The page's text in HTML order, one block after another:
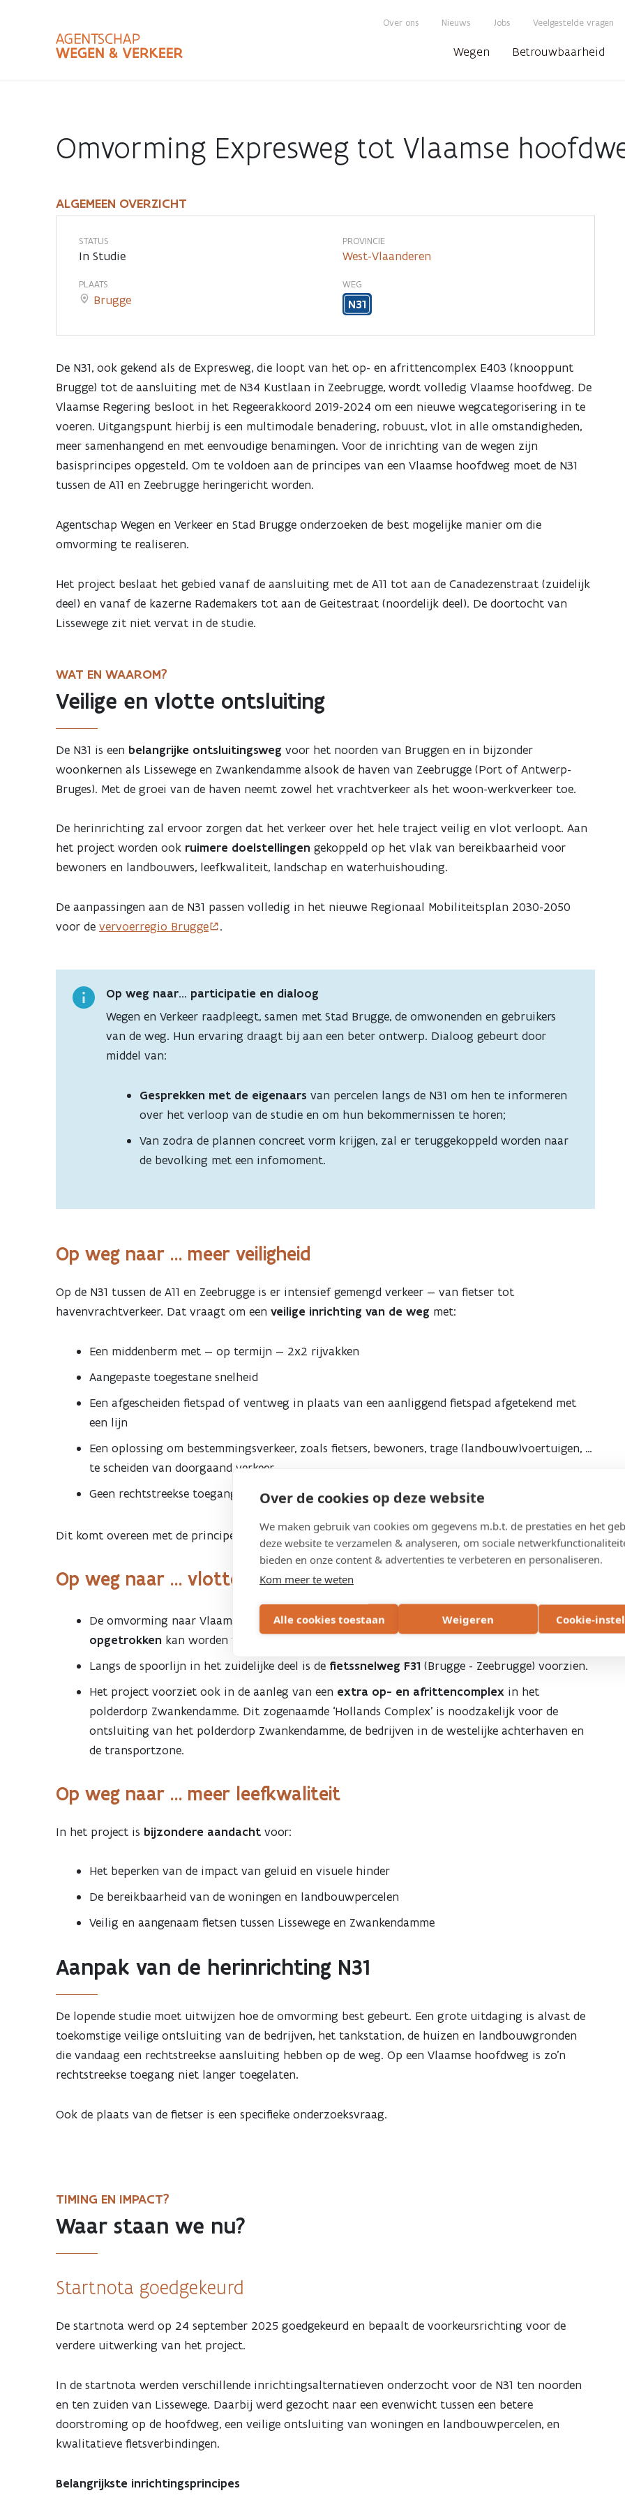
Over de cookies op deze website
We maken gebruik van cookies om gegevens m.b.t. de prestaties en het
deze website te verzamelen & analyseren, om sociale
bieden en onze content & advertenties te verbeteren en personaliseren.
Kom meer te weten
Alle cookies toestaan Weigeren Cookie-
Over ons Nieuws Jobs Veelgestelde vragen
Wegen Betrouwbaarheid
Zoekbalk
Omvorming Expresweg tot Vlaamse
Omvorming
Expresweg
tot
Vlaamse
hoofdweg
ALGEMEEN OVERZICHT
STATUS
In Studie
PROVINCIE
West-Vlaanderen
PLAATS
Brugge
WEG
N31
De N31, ook gekend als de Expresweg, die loopt van het op- en afrittencomplex E403 (knooppunt
Brugge) tot de aansluiting met de N34 Kustlaan in Zeebrugge, wordt volledig Vlaamse hoofdweg. De
Vlaamse Regering besloot in het Regeerakkoord 2019-2024 om een nieuwe wegcategorisering in te
voeren. Uitgangspunt hierbij is een multimodale benadering, robuust, vlot in alle omstandigheden,
meer samenhangend en met eenvoudige benamingen. Voor de inrichting van de wegen zijn
basisprincipes opgesteld. Om te voldoen aan de principes van een Vlaamse hoofdweg moet de N31
tussen de A11 en Zeebrugge heringericht worden.
Agentschap Wegen en Verkeer en Stad Brugge onderzoeken de best mogelijke manier om die
omvorming te realiseren.
Het project beslaat het gebied vanaf de aansluiting met de A11 tot aan de Canadezenstraat (zuidelijk
deel) en vanaf de kazerne Rademakers tot aan de Geitestraat (noordelijk deel). De doortocht van
Lissewege zit niet vervat in de studie.
WAT EN WAAROM?
Veilige en vlotte ontsluiting
De N31 is een belangrijke ontsluitingsweg voor het noorden van Bruggen en in bijzonder
woonkernen als Lissewege en Zwankendamme alsook de haven van Zeebrugge (Port of Antwerp-
Bruges). Met de groei van de haven neemt zowel het vrachtverkeer als het woon-werkverkeer toe.
De herinrichting zal ervoor zorgen dat het verkeer over het hele traject veilig en vlot verloopt. Aan
het project worden ook ruimere doelstellingen gekoppeld op het vlak van bereikbaarheid voor
bewoners en landbouwers, leefkwaliteit, landschap en waterhuishouding.
De aanpassingen aan de N31 passen volledig in het nieuwe Regionaal Mobiliteitsplan 2030-2050
voor de vervoerregio Brugge .
Op weg naar… participatie en dialoog
Wegen en Verkeer raadpleegt, samen met Stad Brugge, de omwonenden en gebruikers
van de weg. Hun ervaring draagt bij aan een beter ontwerp. Dialoog gebeurt door
middel van:
Gesprekken met de eigenaars van percelen langs de N31 om hen te informeren
over het verloop van de studie en om hun bekommernissen te horen;
Van zodra de plannen concreet vorm krijgen, zal er teruggekoppeld worden naar
de bevolking met een infomoment.
Op weg naar … meer veiligheid
Op de N31 tussen de A11 en Zeebrugge is er intensief gemengd verkeer — van fietser tot
havenvrachtverkeer. Dat vraagt om een veilige inrichting van de weg met:
Een middenberm met — op termijn — 2x2 rijvakken
Aangepaste toegestane snelheid
Een afgescheiden fietspad of ventweg in plaats van een aanliggend fietspad afgetekend met
een lijn
Een oplossing om bestemmingsverkeer, zoals fietsers, bewoners, trage (landbouw)voertuigen, …
te scheiden van doorgaand verkeer
Geen rechtstreekse toegang tot aanpalende eigendommen
Dit komt overeen met de principes van een Vlaamse hoofdweg.
Op weg naar … vlotter verkeer
De omvorming naar Vlaamse hoofdweg betekent dat de
maximumsnelheid op termijn
opgetrokken kan worden van 70 tot 90 km/uur. Momenteel is dit nog voorwerp van studie.
Langs de spoorlijn in het zuidelijke deel is de fietssnelweg F31 (Brugge - Zeebrugge) voorzien.
Het project voorziet ook in de aanleg van een extra op- en afrittencomplex in het
polderdorp Zwankendamme. Dit zogenaamde ‘Hollands Complex’ is noodzakelijk voor de
ontsluiting van het polderdorp Zwankendamme, de bedrijven in de westelijke achterhaven en
de transportzone.
Op weg naar … meer leefkwaliteit
In het project is bijzondere aandacht voor:
Het beperken van de impact van geluid en visuele hinder
De bereikbaarheid van de woningen en landbouwpercelen
Veilig en aangenaam fietsen tussen Lissewege en Zwankendamme
Aanpak van de herinrichting N31
De lopende studie moet uitwijzen hoe de omvorming best gebeurt. Een grote uitdaging is alvast de
toekomstige veilige ontsluiting van de bedrijven, het tankstation, de huizen en landbouwgronden
die vandaag een rechtstreekse aansluiting hebben op de weg. Op een Vlaamse hoofdweg is zo’n
rechtstreekse toegang niet langer toegelaten.
Ook de plaats van de fietser is een specifieke onderzoeksvraag.
TIMING EN IMPACT?
Waar staan we nu?
Startnota goedgekeurd
De startnota werd op 24 september 2025 goedgekeurd en bepaalt de voorkeursrichting voor de
verdere uitwerking van het project.
In de startnota werden verschillende inrichtingsalternatieven onderzocht voor de N31 ten noorden
en ten zuiden van Lissewege. Daarbij werd gezocht naar een evenwicht tussen een betere
doorstroming op de hoofdweg, een veilige ontsluiting van woningen en landbouwpercelen, en
kwalitatieve fietsverbindingen.
Belangrijkste inrichtingsprincipes